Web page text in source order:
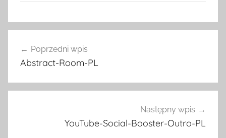
wpisu
Poprzedni wpis
Abstract-Room-PL
Następny wpis
YouTube-Social-Booster-Outro-PL